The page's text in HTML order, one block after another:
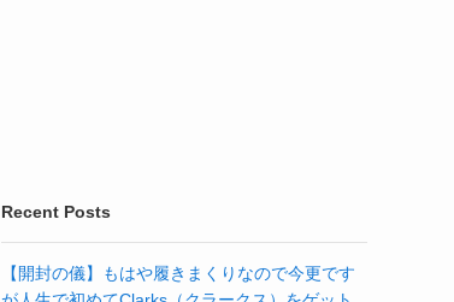
Recent Posts
【開封の儀】もはや履きまくりなので今更です